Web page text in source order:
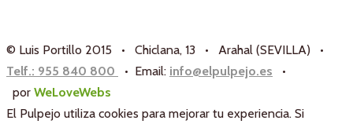
© Luis Portillo 2015 • Chiclana, 13 • Arahal (SEVILLA) •
Telf.: 955 840 800
• Email: info@elpulpejo.es
•
por WeLoveWebs
El Pulpejo utiliza cookies para mejorar tu experiencia. Si